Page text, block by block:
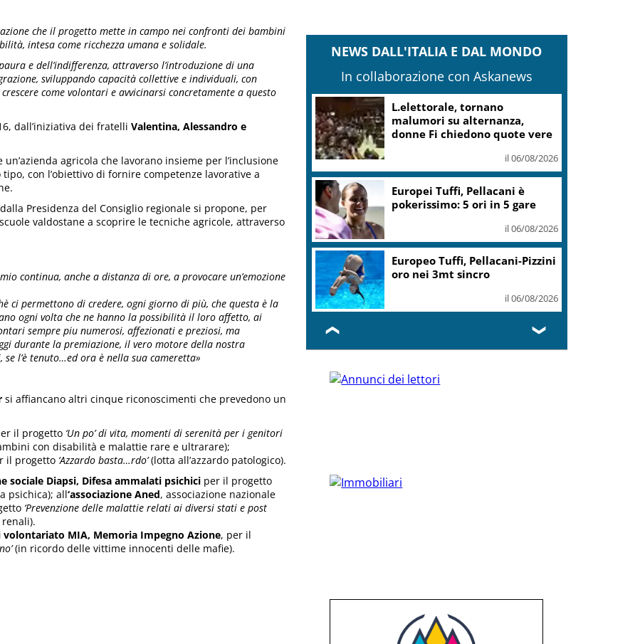
che il progetto mette in campo nei confronti dei bambini
intesa come ricchezza umana e solidale.
e dell’indifferenza, attraverso l’introduzione di una
sviluppando capacità collettive e individuali, con
come volontari e avvicinarsi concretamente a questo
dall’iniziativa dei fratelli Valentina, Alessandro e
un’azienda agricola che lavorano insieme per l’inclusione
con l’obiettivo di fornire competenze lavorative a
Presidenza del Consiglio regionale si propone, per
valdostane a scoprire le tecniche agricole, attraverso
continua, anche a distanza di ore, a provocare un’emozione
ci permettono di credere, ogni giorno di più, che questa è la
ogni volta che ne hanno la possibilità il loro affetto, ai
sempre piu numerosi, affezionati e preziosi, ma
durante la premiazione, il vero motore della nostra
l’è tenuto…ed ora è nella sua cameretta»
si affiancano altri cinque riconoscimenti che prevedono un
il progetto ‘Un po’ di vita, momenti di serenità per i genitori
con disabilità e malattie rare e ultrarare);
il progetto ‘Azzardo basta…rdo’(lotta all’azzardo patologico).
sociale Diapsi, Difesa ammalati psichici per il progetto
psichica); all‘associazione Aned, associazione nazionale
‘Prevenzione delle malattie relati ai diversi stati e post
volontariato MIA, Memoria Impegno Azione, per il
(in ricordo delle vittime innocenti delle mafie).
NEWS DALL'ITALIA E DAL MONDO
In collaborazione con Askanews
L.elettorale, tornano
malumori su alternanza,
donne Fi chiedono quote vere
il 06/08/2026
Europei Tuffi, Pellacani è
pokerissimo: 5 ori in 5 gare
il 06/08/2026
Europeo Tuffi, Pellacani-Pizzini
oro nei 3mt sincro
il 06/08/2026
❮ ❯